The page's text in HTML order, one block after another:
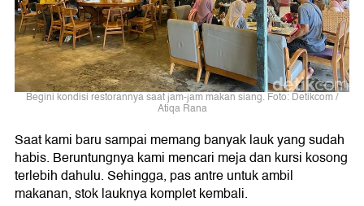
Begini kondisi restorannya saat jam-jam makan siang. Foto: Detikcom /
Atiqa Rana
Saat kami baru sampai memang banyak lauk yang sudah
habis. Beruntungnya kami mencari meja dan kursi kosong
terlebih dahulu. Sehingga, pas antre untuk ambil
makanan, stok lauknya komplet kembali.